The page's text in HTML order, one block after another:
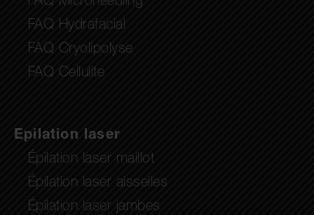
FAQ Hydrafacial
FAQ Cryolipolyse
FAQ Cellulite
Epilation laser
Épilation laser maillot
Épilation laser aisselles
Épilation laser jambes